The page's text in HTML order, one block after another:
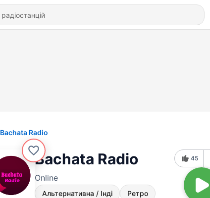
Bachata Radio
Bachata Radio
Online
Альтернативна / Інді Ретро
45